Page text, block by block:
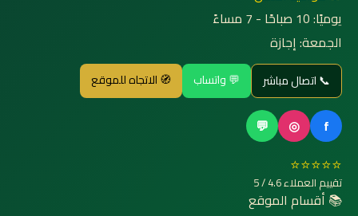
يوميًا: 10 صباحًا - 7 مساءً
الجمعة: إجازة
📞 اتصال مباشر 💬 واتساب 🧭 الاتجاه للموقع
f
◎
💬
⭐⭐⭐⭐⭐
تقييم العملاء 4.6 / 5
📚 أقسام الموقع